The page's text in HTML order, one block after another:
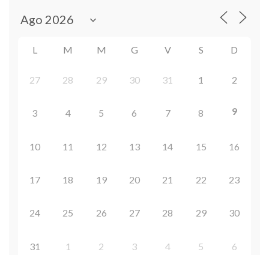
L M M G V S D
27 28 29 30 31 1 2
3 4 5 6 7 8 9
10 11 12 13 14 15 16
17 18 19 20 21 22 23
24 25 26 27 28 29 30
31 1 2 3 4 5 6